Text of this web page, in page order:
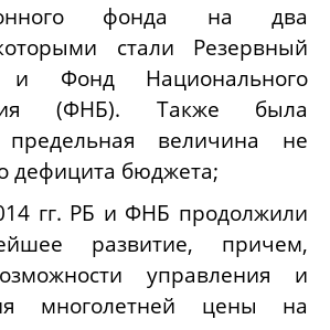
фонда на два
стали Резервный
Фонд Национального
(ФНБ). Также была
предельная величина не
дефицита бюджета;
гг. РБ и ФНБ продолжили
развитие, причем,
управления и
многолетней цены на